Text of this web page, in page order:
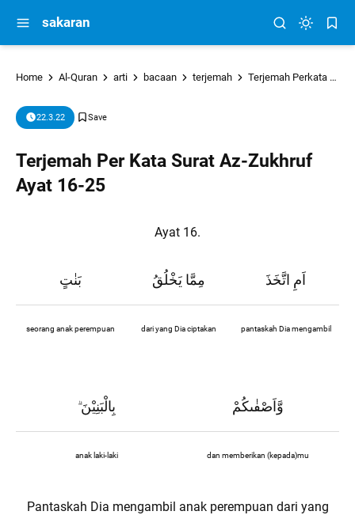
sakaran
Home Al-Quran arti bacaan terjemah Terjemah Perkata
22.3.22
Terjemah Per Kata Surat Az-Zukhruf
Ayat 16-25
Ayat 16.
بَنٰتٍ مِمَّا يَخْلُقُ اَمِ اتَّخَذَ
seorang anak perempuan dari yang Dia ciptakan pantaskah Dia mengambil
ۗبِالْبَنِيْنَ وَّاَصْفٰىكُمْ
anak laki-laki dan memberikan (kepada)mu
Pantaskah Dia mengambil anak perempuan dari yang